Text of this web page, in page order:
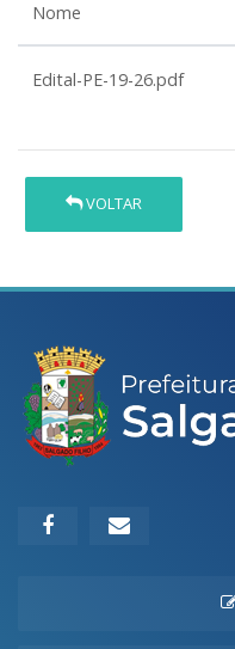
Nome
Edital-PE-19-26.pdf
VOLTAR